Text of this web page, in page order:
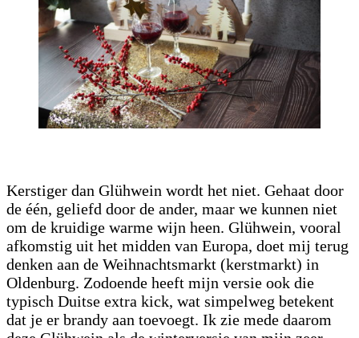
Kerstiger dan Glühwein wordt het niet. Gehaat door
de één, geliefd door de ander, maar we kunnen niet
om de kruidige warme wijn heen. Glühwein, vooral
afkomstig uit het midden van Europa, doet mij terug
denken aan de Weihnachtsmarkt (kerstmarkt) in
Oldenburg. Zodoende heeft mijn versie ook die
typisch Duitse extra kick, wat simpelweg betekent
dat je er brandy aan toevoegt. Ik zie mede daarom